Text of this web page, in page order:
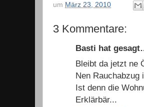
um März 23, 2010
3 Kommentare:
Basti hat
Bleibt da jetzt ne
Nen Rauchabzug
Ist denn die
Erklärbär...